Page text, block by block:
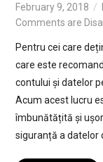
February 9, 2018
Comments are
Pentru cei care
care este
contului și datelor
Acum acest lucru
îmbunătățită și
siguranță a datelor